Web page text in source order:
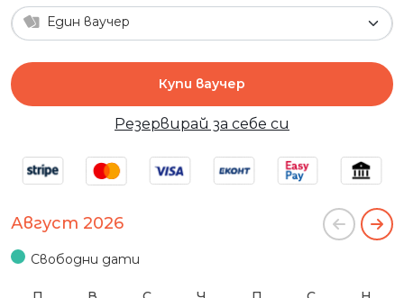
Един ваучер
Купи ваучер
Резервирай за себе си
Август 2026
Свободни дати